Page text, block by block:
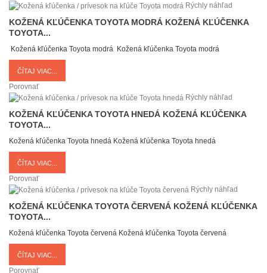
Rýchly náhľad
KOŽENÁ KĽÚČENKA TOYOTA MODRÁ KOŽENÁ KĽÚČENKA
TOYOTA...
Kožená kľúčenka Toyota modrá Kožená kľúčenka Toyota modrá
ČÍTAJ VIAC...
Porovnať
Rýchly náhľad
KOŽENÁ KĽÚČENKA TOYOTA HNEDÁ KOŽENÁ KĽÚČENKA
TOYOTA...
Kožená kľúčenka Toyota hnedá Kožená kľúčenka Toyota hnedá
ČÍTAJ VIAC...
Porovnať
Rýchly náhľad
KOŽENÁ KĽÚČENKA TOYOTA ČERVENÁ KOŽENÁ KĽÚČENKA
TOYOTA...
Kožená kľúčenka Toyota červená Kožená kľúčenka Toyota červená
ČÍTAJ VIAC...
Porovnať